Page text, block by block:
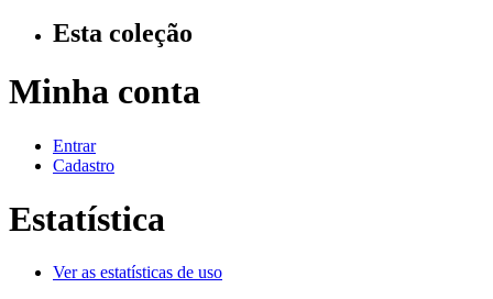
Esta coleção
Minha conta
Entrar
Cadastro
Estatística
Ver as estatísticas de uso